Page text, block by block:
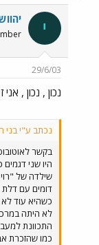
י
29/6/03
נכון , נכון ,
נכתב ע"י בני
בקשר
היו שני
שילדה של
דומים עם דלת
כשהיא עוד
לא היתה
התכוונת
כמו שהזכרת